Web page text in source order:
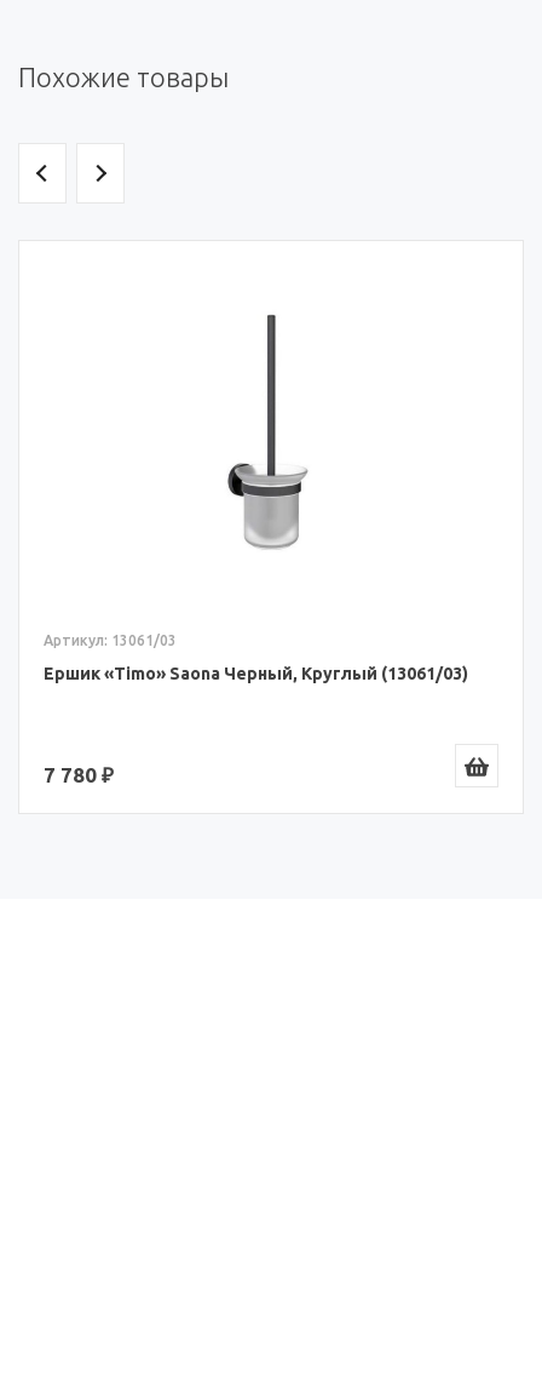
Похожие товары
Артикул: 13061/03
Ершик «Timo» Saona Черный, Круглый (13061/03)
7 780 ₽